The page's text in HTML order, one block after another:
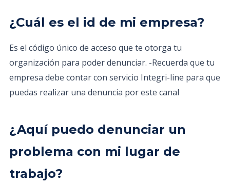
¿Cuál es el id de mi empresa?
Es el código único de acceso que te otorga tu
organización para poder denunciar. -Recuerda que tu
empresa debe contar con servicio Integri-line para que
puedas realizar una denuncia por este canal
¿Aquí puedo denunciar un
problema con mi lugar de
trabajo?